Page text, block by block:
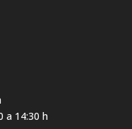
a 14:30 h